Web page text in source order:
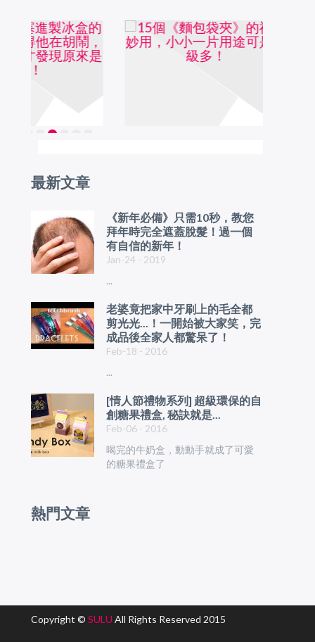
最新文章
《新年必備》只需10秒，教您
拜年時完全遮蓋脫髮！過一個
有自信的新年！
Jan-24 - 2019
...
老婆竟把家中牙刷上的毛全都
剪光光...！一開始被大家笑，完
成品後全家人都驚呆了！
Feb-18 - 2016
...
[情人節禮物系列] 超級環保的自
創糖果禮盒, 秘訣就是...
Feb-06 - 2016
喝完的牛奶盒，動動手就成了可愛
的糖果禮盒了
熱門文章
Copyright © SULU All Rights Reserved 2015